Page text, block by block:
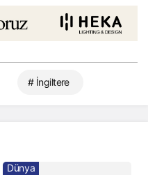
# İngiltere
Dünya